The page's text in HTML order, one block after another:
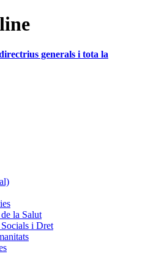
generals i tota la
la Salut
i Dret